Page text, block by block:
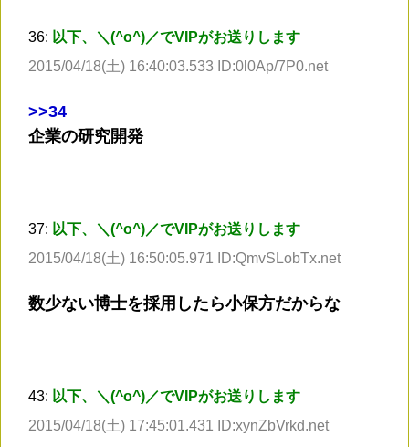
36: 以下、＼(^o^)／でVIPがお送りします
2015/04/18(土) 16:40:03.533 ID:0l0Ap/7P0.net
>>34
企業の研究開発
37: 以下、＼(^o^)／でVIPがお送りします
2015/04/18(土) 16:50:05.971 ID:QmvSLobTx.net
数少ない博士を採用したら小保方だからな
43: 以下、＼(^o^)／でVIPがお送りします
2015/04/18(土) 17:45:01.431 ID:xynZbVrkd.net